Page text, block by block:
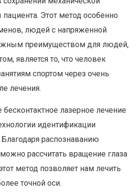
Этот метод особенно
людей с напряженной
преимуществом для людей,
является то, что человек
спортом через очень
лечения.
лазерное лечение
идентификации
распознаванию
рассчитать вращение глаза
метод позволяет нам лечить
точной оси.